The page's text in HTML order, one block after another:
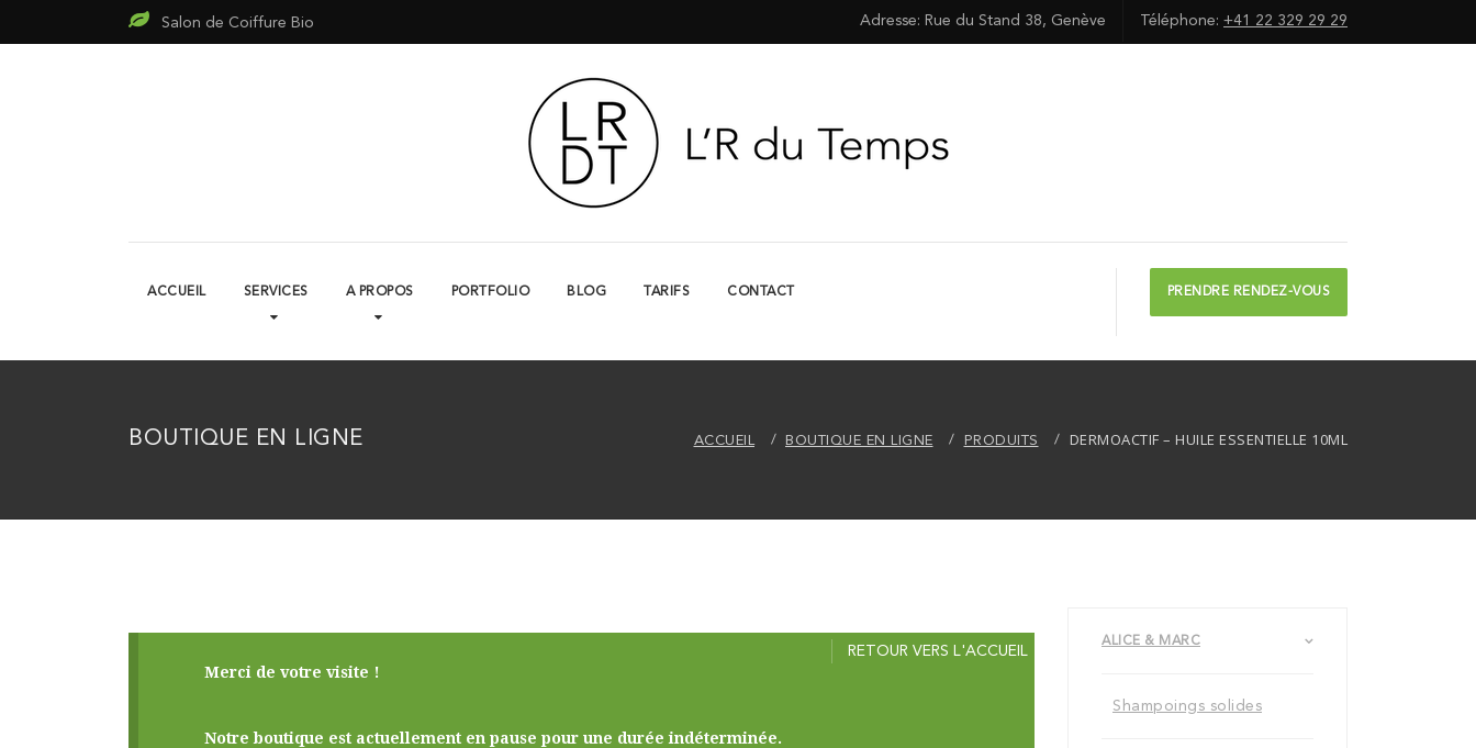
Salon de Coiffure Bio Adresse: Rue du Stand 38, Genève Téléphone: +41 22 329 29 29
PRENDRE RENDEZ-VOUS
ACCUEIL SERVICES A PROPOS PORTFOLIO BLOG TARIFS CONTACT
BOUTIQUE EN LIGNE ACCUEIL BOUTIQUE EN LIGNE PRODUITS DERMOACTIF – HUILE ESSENTIELLE 10ML
RETOUR VERS L'ACCUEIL
Merci de votre visite !
Notre boutique est actuellement en pause pour une durée indéterminée.
ALICE & MARC
Shampoings solides